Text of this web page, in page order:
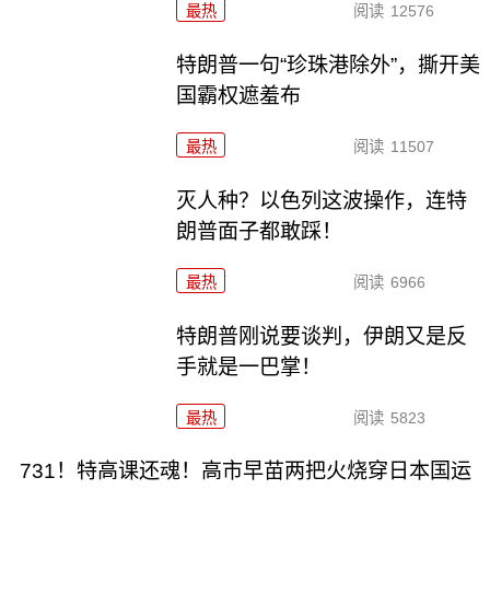
最热 阅读 12576
特朗普一句“珍珠港除外”，撕开美
国霸权遮羞布
最热 阅读 11507
灭人种？以色列这波操作，连特
朗普面子都敢踩！
最热 阅读 6966
特朗普刚说要谈判，伊朗又是反
手就是一巴掌！
最热 阅读 5823
731！特高课还魂！高市早苗两把火烧穿日本国运